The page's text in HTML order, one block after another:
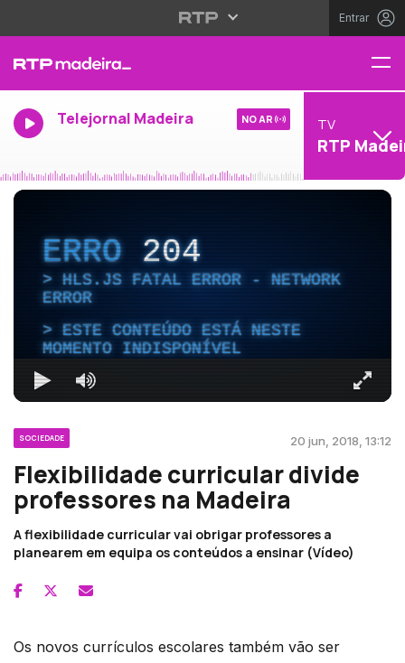
Entrar
Telejornal Madeira NO AR TV
RTP
ERRO204
HLS.JS FATAL ERROR - NETWORK
ERROR
ESTE CONTEÚDO ESTÁ NESTE
MOMENTO INDISPONÍVEL
SOCIEDADE 20 jun, 2018, 13:12
Flexibilidade curricular divide
professores na Madeira
A flexibilidade curricular vai obrigar professores a
planearem em equipa os conteúdos a ensinar (Vídeo)
Os novos currículos escolares também vão ser